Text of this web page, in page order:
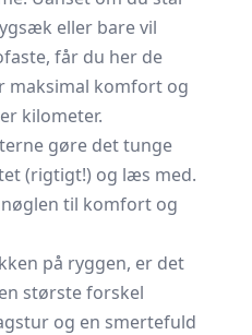
eller bare vil
får du her de
maksimal komfort og
kilometer.
gøre det tunge
(rigtigt!) og læs med.
til komfort og
på ryggen, er det
største forskel
og en smertefuld